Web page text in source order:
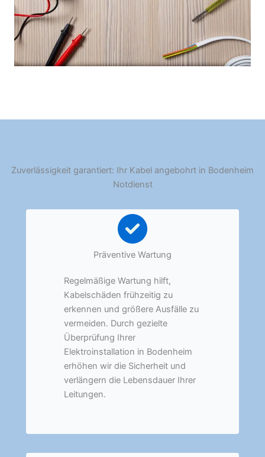
Zuverlässigkeit garantiert: Ihr Kabel angebohrt in Bodenheim
Notdienst
Präventive Wartung
Regelmäßige Wartung hilft,
Kabelschäden frühzeitig zu
erkennen und größere Ausfälle zu
vermeiden. Durch gezielte
Überprüfung Ihrer
Elektroinstallation in Bodenheim
erhöhen wir die Sicherheit und
verlängern die Lebensdauer Ihrer
Leitungen.